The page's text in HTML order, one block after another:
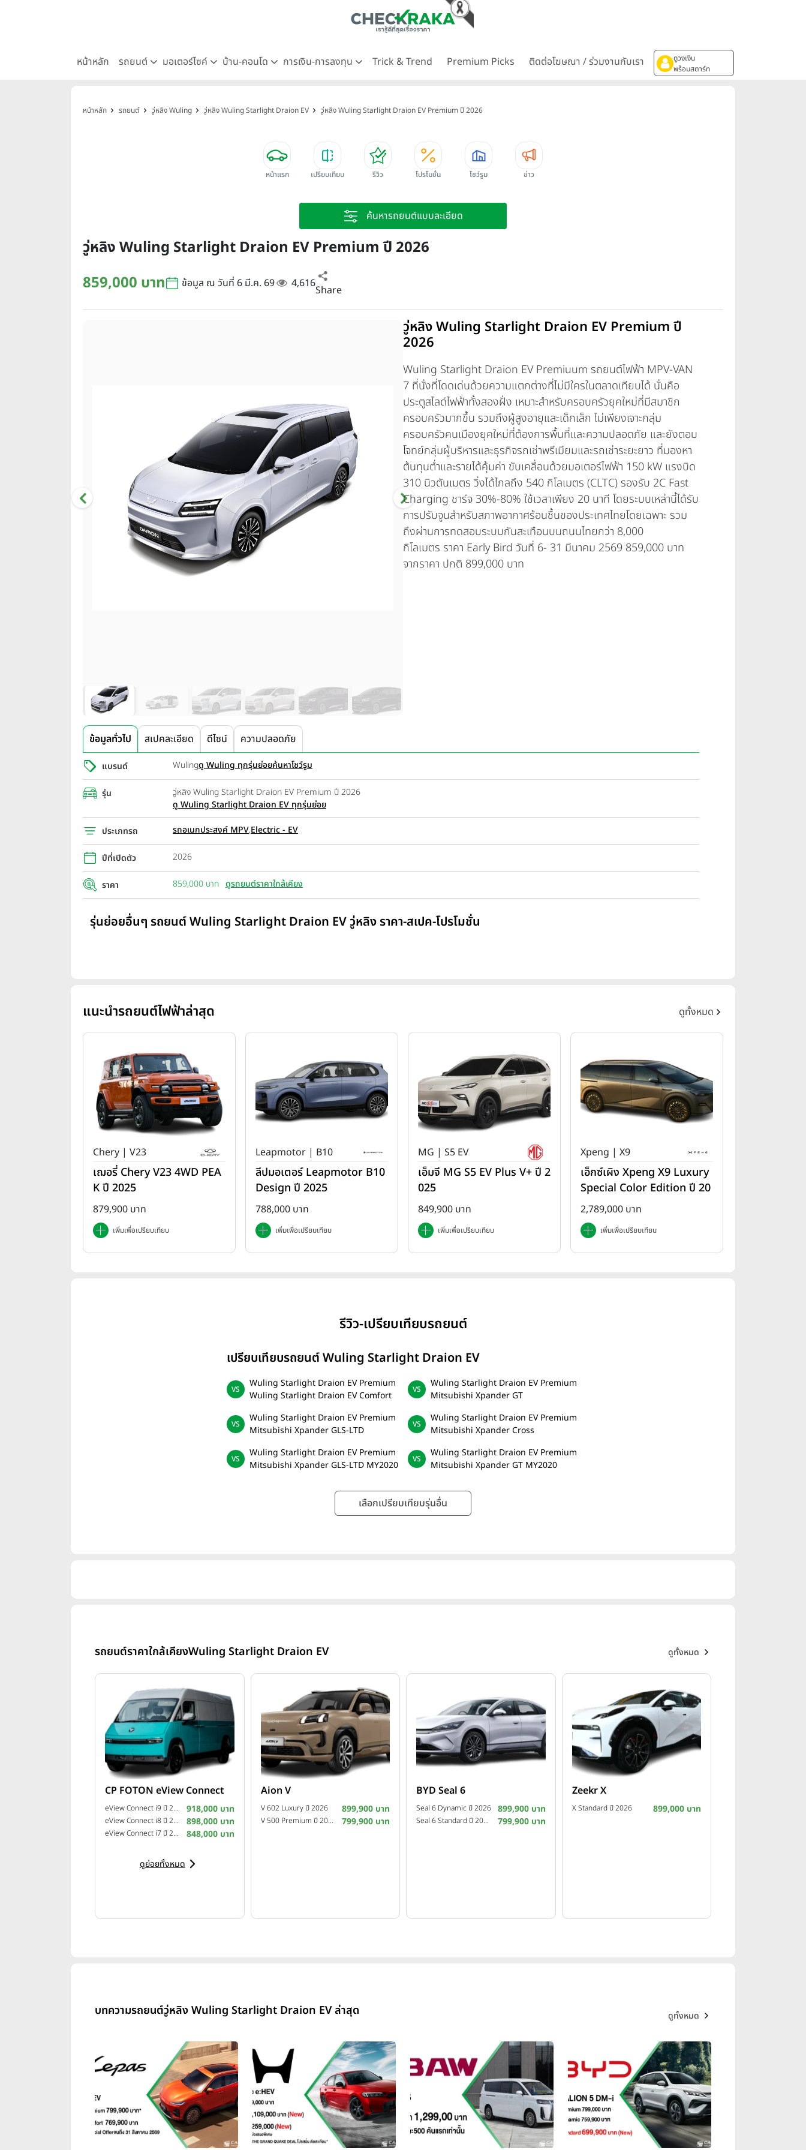
หน้าหลัก รถยนต์ มอเตอร์ไซค์ บ้าน-คอนโด การเงิน-การลงทุน Trick & Trend Premium Picks ติดต่อโฆษณา / ร่วมงานกับเรา
ดูวงเงิน
พร้อมสตาร์ท
หน้าหลัก รถยนต์ วู่หลิง Wuling วู่หลิง Wuling Starlight Draion EV วู่หลิง Wuling Starlight Draion EV Premium ปี 2026
หน้าแรก เปรียบเทียบ รีวิว โปรโมชั่น โชว์รูม ข่าว
ค้นหารถยนต์แบบละเอียด
วู่หลิง Wuling Starlight Draion EV Premium ปี 2026
859,000 บาท
ข้อมูล ณ วันที่ 6 มี.ค. 69 4,616Share
วู่หลิง Wuling Starlight Draion EV Premium ปี
2026
Wuling Starlight Draion EVPremiuum รถยนต์ไฟฟ้า MPV-VAN
7 ที่นั่งที่โดดเด่นด้วยความแตกต่างที่ไม่มีใครในตลาดเทียบได้ นั่นคือ
ประตูสไลด์ไฟฟ้าทั้งสองฝั่ง เหมาะสำหรับครอบครัวยุคใหม่ที่มีสมาชิก
ครอบครัวมากขึ้น รวมถึงผู้สูงอายุและเด็กเล็ก ไม่เพียงเจาะกลุ่ม
ครอบครัวคนเมืองยุคใหม่ที่ต้องการพื้นที่และความปลอดภัย และยังตอบ
โจทย์กลุ่มผู้บริหารและธุรกิจรถเช่าพรีเมียมและรถเช่าระยะยาว ที่มองหา
ต้นทุนต่ำและรายได้คุ้มค่า ขับเคลื่อนด้วยมอเตอร์ไฟฟ้า 150 kW แรงบิด
310 นิวตันเมตร วิ่งได้ไกลถึง 540 กิโลเมตร (CLTC) รองรับ 2C Fast
Charging ชาร์จ 30%-80% ใช้เวลาเพียง 20 นาที โดยระบบเหล่านี้ได้รับ
การปรับจูนสำหรับสภาพอากาศร้อนชื้นของประเทศไทยโดยเฉพาะ รวม
ถึงผ่านการทดสอบระบบกันสะเทือนบนถนนไทยกว่า 8,000
กิโลเมตร ราคา Early Bird วันที่ 6- 31 มีนาคม 2569 859,000 บาท
จากราคา ปกติ 899,000 บาท
ข้อมูลทั่วไป สเปคละเอียด ดีไซน์ ความปลอดภัย
แบรนด์ Wulingดู Wuling ทุกรุ่นย่อยค้นหาโชว์รูม
รุ่น
วู่หลิง Wuling Starlight Draion EV Premium ปี 2026
ดู Wuling Starlight Draion EV ทุกรุ่นย่อย
ประเภทรถ รถอเนกประสงค์ MPV,Electric - EV
ปีที่เปิดตัว 2026
ราคา 859,000 บาท ดูรถยนต์ราคาใกล้เคียง
รุ่นย่อยอื่นๆ รถยนต์ Wuling Starlight Draion EV วู่หลิง ราคา-สเปค-โปรโมชั่น
แนะนำรถยนต์ไฟฟ้าล่าสุด ดูทั้งหมด
Chery | V23
เฌอรี่ Chery V23 4WD PEA
K ปี 2025
879,900 บาท
เพิ่มเพื่อเปรียบเทียบ
Leapmotor | B10
ลีปมอเตอร์ Leapmotor B10
Design ปี 2025
788,000 บาท
เพิ่มเพื่อเปรียบเทียบ
MG | S5 EV
เอ็มจี MG S5 EV Plus V+ ปี 2
025
849,900 บาท
เพิ่มเพื่อเปรียบเทียบ
Xpeng | X9
เอ็กซ์เผิง Xpeng X9 Luxury
Special Color Edition ปี 20
25
2,789,000 บาท
เพิ่มเพื่อเปรียบเทียบ
รีวิว-เปรียบเทียบรถยนต์
เปรียบเทียบรถยนต์ Wuling Starlight Draion EV
Wuling Starlight Draion EV Premium
Wuling Starlight Draion EV Comfort
Wuling Starlight Draion EV Premium
Mitsubishi Xpander GT
Wuling Starlight Draion EV Premium
Mitsubishi Xpander GLS-LTD
Wuling Starlight Draion EV Premium
Mitsubishi Xpander Cross
Wuling Starlight Draion EV Premium
Mitsubishi Xpander GLS-LTD MY2020
Wuling Starlight Draion EV Premium
Mitsubishi Xpander GT MY2020
เลือกเปรียบเทียบรุ่นอื่น
รถยนต์ราคาใกล้เคียงWuling Starlight Draion EV ดูทั้งหมด
CP FOTON eView Connect
eView Connect i9 ปี 2026 918,000 บาท
eView Connect i8 ปี 2026 898,000 บาท
eView Connect i7 ปี 2026 848,000 บาท
ดูย่อยทั้งหมด
Aion V
V 602 Luxury ปี 2026 899,900 บาท
V 500 Premium ปี 2026 799,900 บาท
BYD Seal 6
Seal 6 Dynamic ปี 2026 899,900 บาท
Seal 6 Standard ปี 2026 799,900 บาท
Zeekr X
X Standard ปี 2026 899,000 บาท
บทความรถยนต์วู่หลิง Wuling Starlight Draion EV ล่าสุด ดูทั้งหมด